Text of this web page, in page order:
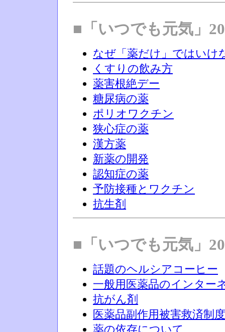
■「いつでも元気」
なぜ「薬だけ」ではいけ
くすりの飲み方
薬害根絶デー
糖尿病の薬
ポリオワクチン
狭心症の薬
漢方薬
新薬の開発
認知症の薬
予防接種とワクチン
抗生剤
■「いつでも元気」
話題のヘルシアコーヒー
一般用医薬品のインター
抗がん剤
医薬品副作用被害救済制度
薬の依存について